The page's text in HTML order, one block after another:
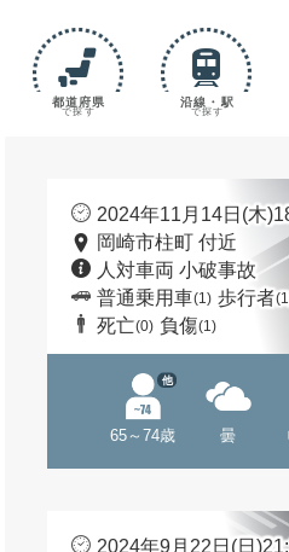
都道府県
で探す
沿線・駅
で探す
2024年11月14日(木
岡崎市柱町 付近
人対車両 小破事故
普通乗用車(1) 歩行者
死亡(0) 負傷(1)
65～74歳
他
曇
2024年9月22日(日